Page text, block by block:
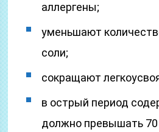
аллергены;
уменьшают
соли;
сокращают
в острый период
должно превышать 70